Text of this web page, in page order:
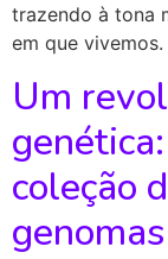
trazendo à tona
em que vivemos.
Um
coleção